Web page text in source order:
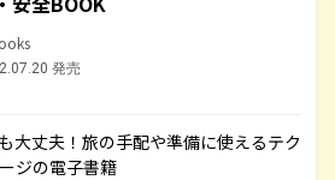
発売
大丈夫！旅の手配や準備に使えるテク
ジの電子書籍